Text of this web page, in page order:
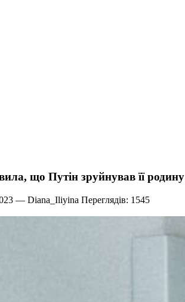
що Путін зруйнував її родину
— Diana_Iliyina Переглядів: 1545